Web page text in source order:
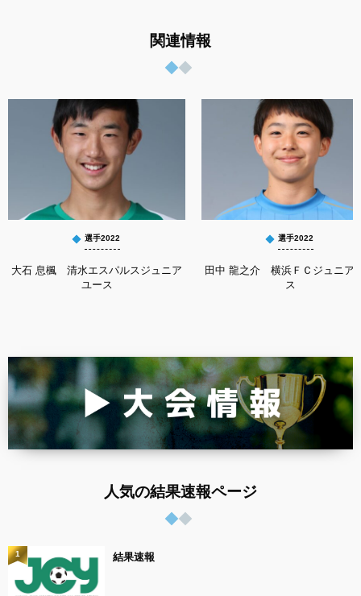
関連情報
選手2022
大石 息楓 清水エスパルスジュニア
ユース
選手2022
田中 龍之介 横浜ＦＣジュニア
ス
人気の結果速報ページ
結果速報
1